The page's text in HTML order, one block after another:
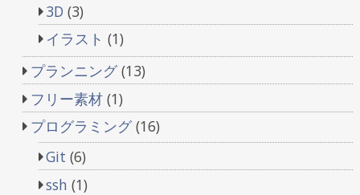
3D (3)
イラスト (1)
プランニング(13)
フリー素材(1)
プログラミング(16)
Git (6)
ssh (1)